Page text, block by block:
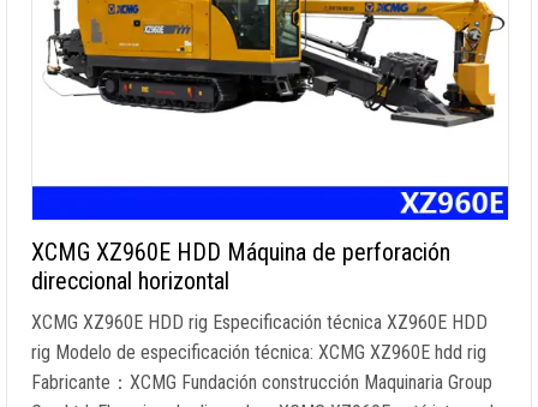
XCMG XZ960E HDD Máquina de perforación
direccional horizontal
XCMG XZ960E HDD rig Especificación técnica XZ960E HDD
rig Modelo de especificación técnica: XCMG XZ960E hdd rig
Fabricante：XCMG Fundación construcción Maquinaria Group